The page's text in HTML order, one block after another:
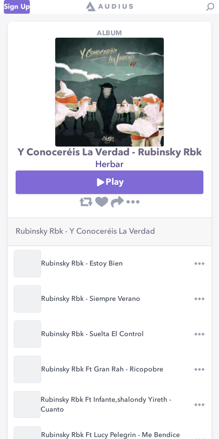
Sign Up
ALBUM
Y Conoceréis La Verdad - Rubinsky Rbk
Herbar
Play
Rubinsky Rbk - Y Conoceréis La Verdad
Rubinsky Rbk - Estoy Bien
Rubinsky Rbk - Siempre Verano
Rubinsky Rbk - Suelta El Control
Rubinsky Rbk Ft Gran Rah - Ricopobre
Rubinsky Rbk Ft Infante,shalondy Yireth -
Cuanto
Rubinsky Rbk Ft Lucy Pelegrin - Me Bendice